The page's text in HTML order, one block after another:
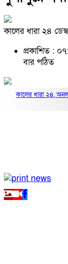
কালের ধারা ২৪
প্রকাশিত :
বার পঠিত
কালের ধারা ২৪,